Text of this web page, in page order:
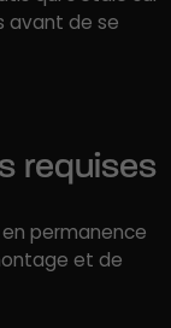
avant de se
requises
permanence
et de